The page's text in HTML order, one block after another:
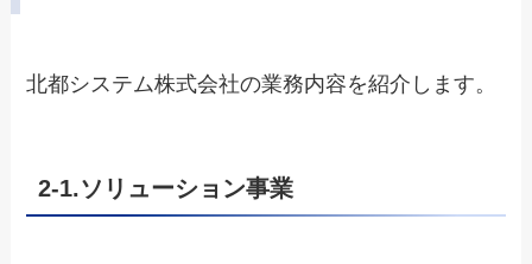
北都システム株式会社の業務内容を紹介します。
2-1.ソリューション事業